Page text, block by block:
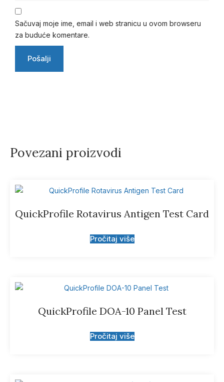
Sačuvaj moje ime, email i web stranicu u ovom browseru
za buduće komentare.
Povezani proizvodi
QuickProfile Rotavirus Antigen Test Card
Pročitaj više
QuickProfile DOA-10 Panel Test
Pročitaj više